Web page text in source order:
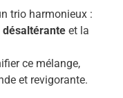
trio harmonieux :
désaltérante et la
ce mélange,
et revigorante.